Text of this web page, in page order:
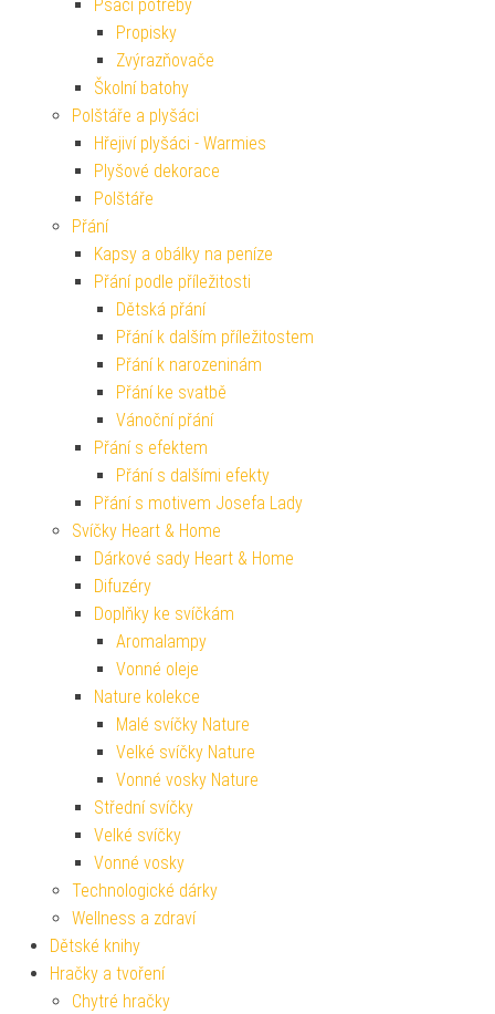
Psací potřeby
Propisky
Zvýrazňovače
Školní batohy
Polštáře a plyšáci
Hřejiví plyšáci - Warmies
Plyšové dekorace
Polštáře
Přání
Kapsy a obálky na peníze
Přání podle příležitosti
Dětská přání
Přání k dalším příležitostem
Přání k narozeninám
Přání ke svatbě
Vánoční přání
Přání s efektem
Přání s dalšími efekty
Přání s motivem Josefa Lady
Svíčky Heart & Home
Dárkové sady Heart & Home
Difuzéry
Doplňky ke svíčkám
Aromalampy
Vonné oleje
Nature kolekce
Malé svíčky Nature
Velké svíčky Nature
Vonné vosky Nature
Střední svíčky
Velké svíčky
Vonné vosky
Technologické dárky
Wellness a zdraví
Dětské knihy
Hračky a tvoření
Chytré hračky